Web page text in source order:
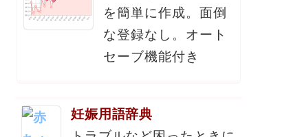
を簡単に作成。面倒
な登録なし。オート
セーブ機能付き
妊娠用語辞典